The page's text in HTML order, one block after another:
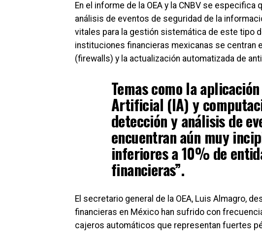
En el informe de la OEA y la CNBV se
análisis de eventos de seguridad de la
vitales para la gestión sistemática de este tipo
instituciones financieras mexicanas se centran
(firewalls) y la actualización automatizada de
Temas como la
Artificial (IA) y
detección y análisis de
encuentran aún muy
inferiores a 10% de
financieras”.
El secretario general de la OEA, Luis Almagro,
financieras en México han sufrido con
cajeros automáticos que representan fuertes